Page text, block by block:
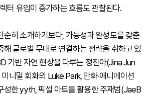
터 유입이 증가하는 흐름도 관찰된다.
순히 소개하기보다, 가능성과 완성도를 갖춘
해 글로벌 무대로 연결하는 전략을 취하고 있
기반 자연 현상을 다루는 정진아(Jina Jun
니멀 회화의 Luke Park, 만화·애니메이션
성한 yyth, 픽셀 아트를 활용한 주재범(JaeB